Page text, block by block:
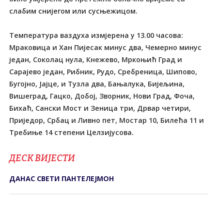
слабим снијегом или сусњежицом.
Температура ваздуха измјерена у 13.00 часова:
Мраковица и Хан Пијесак минус два, Чемерно минус
један, Соколац нула, Кнежево, Мркоњић Град и
Сарајево један, Рибник, Рудо, Сребреница, Шипово,
Бугојно, Јајце, и Tузла два, Бањалука, Бијељина,
Вишеград, Гацко, Добој, Зворник, Нови Град, Фоча,
Бихаћ, Сански Мост и Зеница три, Дрвар четири,
Приједор, Србац и Ливно пет, Мостар 10, Билећа 11 и
Tребиње 14 степени Целзијусова.
ДЕСК ВИЈЕСТИ
ДАНАС СВЕTИ ПАНTЕЛЕЈМОН